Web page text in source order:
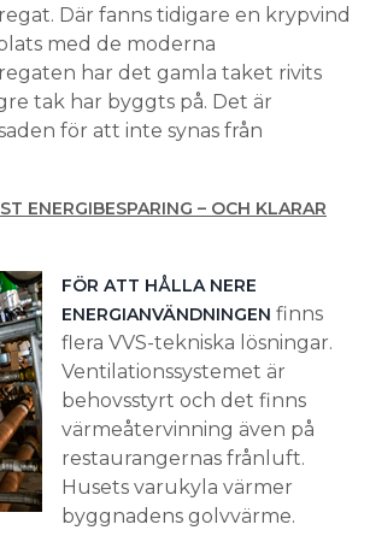
Där fanns tidigare en krypvind
med de moderna
har det gamla taket rivits
tak har byggts på. Det är
för att inte synas från
ENERGIBESPARING – OCH KLARAR
FÖR ATT HÅLLA NERE
ENERGIANVÄNDNINGEN finns
flera VVS-tekniska lösningar.
Ventilationssystemet är
behovsstyrt och det finns
värmeåtervinning även på
restaurangernas frånluft.
Husets varukyla värmer
byggnadens golvvärme.